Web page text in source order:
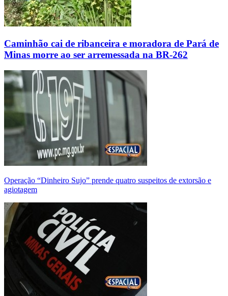
Caminhão cai de ribanceira e moradora de Pará de
Minas morre ao ser arremessada na BR-262
Operação “Dinheiro Sujo” prende quatro suspeitos de extorsão e
agiotagem